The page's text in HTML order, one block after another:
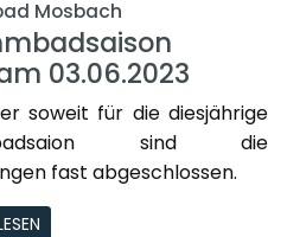
Mosbach
03.06.2023
soweit für die diesjährige
sind die
fast abgeschlossen.